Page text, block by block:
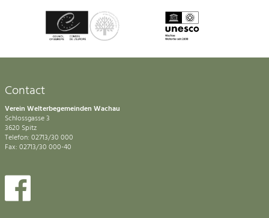
Contact
Verein Welterbegemeinden Wachau
Schlossgasse 3
3620 Spitz
Telefon: 02713/30 000
Fax: 02713/30 000-40